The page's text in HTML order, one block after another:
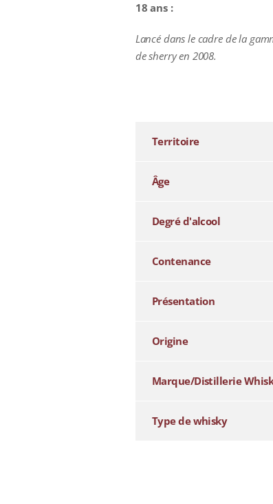
18 ans :
Lancé dans le cadre de la
de sherry en 2008.
Territoire
Âge
Degré d'alcool
Contenance
Présentation
Origine
Marque/Distillerie
Type de whisky